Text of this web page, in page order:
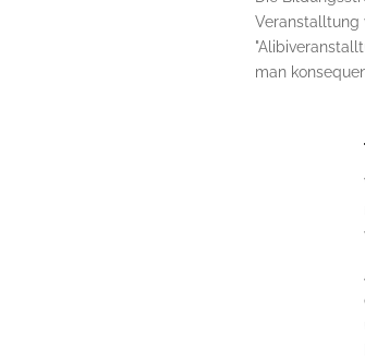
Veranstalltung
man